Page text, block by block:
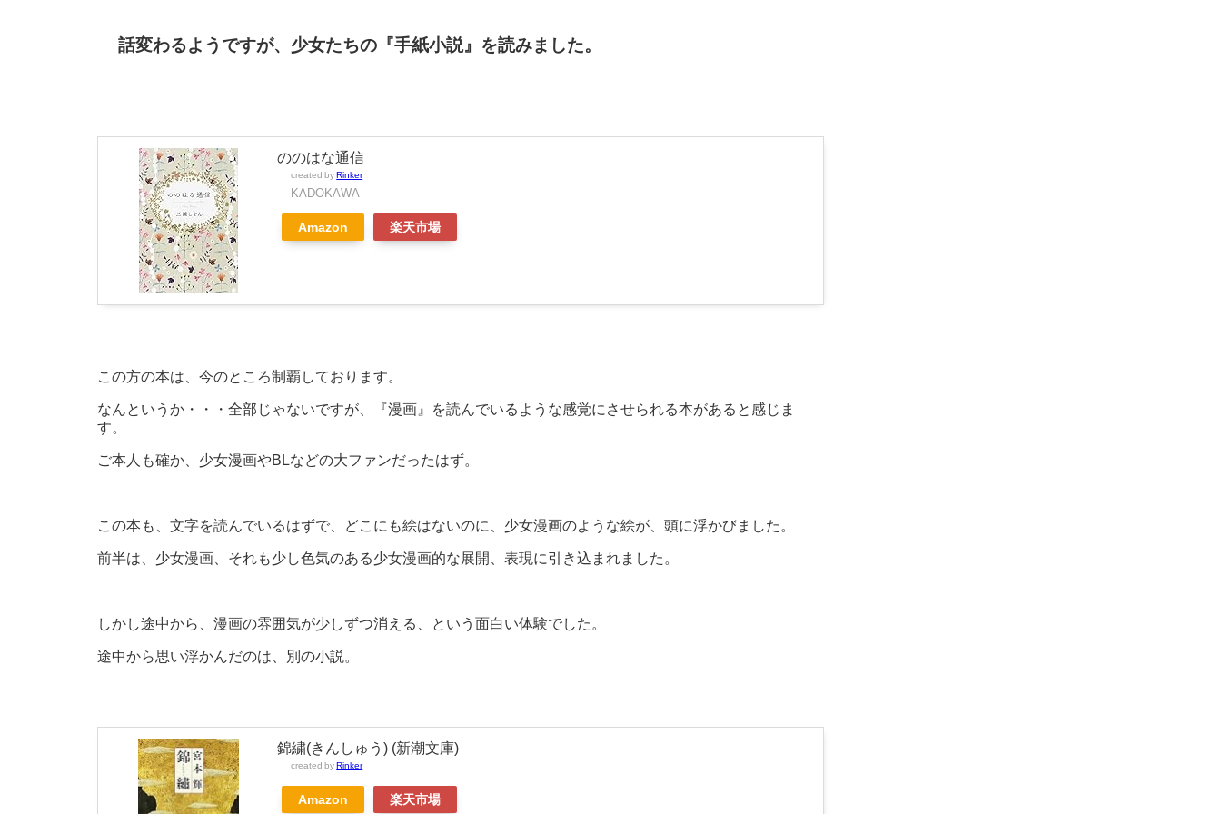
話変わるようですが、少女たちの『手紙小説』を読みました。
ののはな通信
created by Rinker
KADOKAWA
Amazon 楽天市場
この方の本は、今のところ制覇しております。
なんというか・・・全部じゃないですが、『漫画』を読んでいるような感覚にさせられる本があると感じま
す。
ご本人も確か、少女漫画やBLなどの大ファンだったはず。
この本も、文字を読んでいるはずで、どこにも絵はないのに、少女漫画のような絵が、頭に浮かびました。
前半は、少女漫画、それも少し色気のある少女漫画的な展開、表現に引き込まれました。
しかし途中から、漫画の雰囲気が少しずつ消える、という面白い体験でした。
途中から思い浮かんだのは、別の小説。
錦繍(きんしゅう) (新潮文庫)
created by Rinker
Amazon 楽天市場